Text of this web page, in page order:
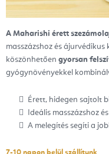
A Maharishi érett
masszázshoz és
köszönhetően gyorsan
gyógynövényekkel
Érett, hidegen sajtolt
Ideális masszázshoz
A melegítés segíti a